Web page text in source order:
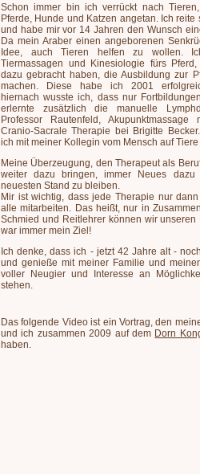
Schon immer bin ich verrückt nach
Pferde, Hunde und Katzen angetan. Ich
und habe mir vor 14 Jahren den Wunsch
Da mein Araber einen angeborenen
Idee, auch Tieren helfen zu wollen.
Tiermassagen und Kinesiologie fürs
dazu gebracht haben, die Ausbildung zur
machen. Diese habe ich 2001
hiernach wusste ich, dass nur
erlernte zusätzlich die manuelle
Professor Rautenfeld,
Cranio-Sacrale Therapie bei Brigitte
ich mit meiner Kollegin vom Mensch auf Tiere
Meine Überzeugung, den Therapeut als
weiter dazu bringen, immer Neues
neuesten Stand zu bleiben.
Mir ist wichtig, dass jede Therapie nur
alle mitarbeiten. Das heißt, nur in
Schmied und Reitlehrer können wir
war immer mein Ziel!
Ich denke, dass ich - jetzt 42 Jahre alt -
und genieße mit meiner Familie und
voller Neugier und Interesse an
stehen.
Das folgende Video ist ein Vortrag, den
und ich zusammen 2009 auf dem Dorn
haben.